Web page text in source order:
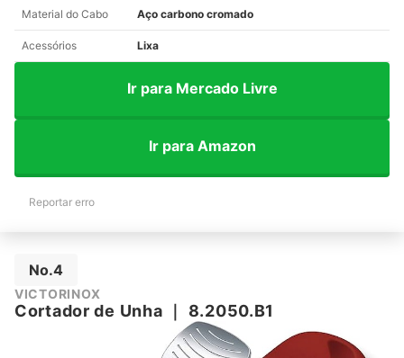
Material do Cabo Aço carbono cromado
Acessórios Lixa
Ir para Mercado Livre
Ir para Amazon
Reportar erro
No.4
VICTORINOX
Cortador de Unha ｜ 8.2050.B1